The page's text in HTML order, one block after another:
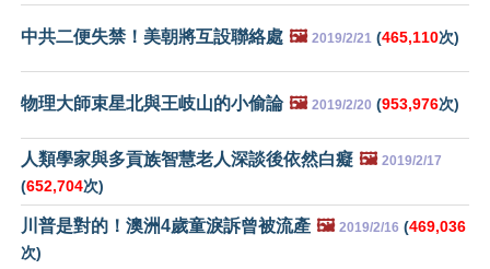
中共二便失禁！美朝將互設聯絡處 🖼️ 2019/2/21 (465,110次)
物理大師束星北與王岐山的小偷論 🖼️ 2019/2/20 (953,976次)
人類學家與多貢族智慧老人深談後依然白癡 🖼️ 2019/2/17
(652,704次)
川普是對的！澳洲4歲童淚訴曾被流產 🖼️ 2019/2/16 (469,036
次)